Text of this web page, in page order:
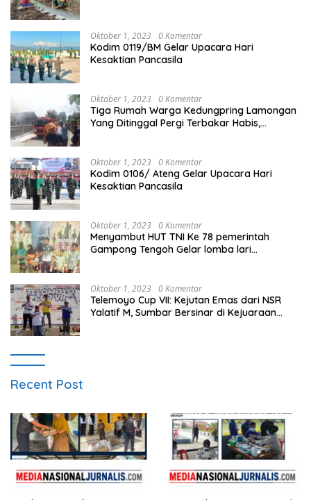
Oktober 1, 2023 0 Komentar
Kodim 0119/BM Gelar Upacara Hari
Kesaktian Pancasila
Oktober 1, 2023 0 Komentar
Tiga Rumah Warga Kedungpring Lamongan
Yang Ditinggal Pergi Terbakar Habis,
Oktober 1, 2023 0 Komentar
Kodim 0106/ Ateng Gelar Upacara Hari
Kesaktian Pancasila
Oktober 1, 2023 0 Komentar
Menyambut HUT TNI Ke 78 pemerintah
Gampong Tengoh Gelar lomba lari
Oktober 1, 2023 0 Komentar
Telemoyo Cup VII: Kejutan Emas dari NSR
Yalatif M, Sumbar Bersinar di Kejuaraan
Recent Post